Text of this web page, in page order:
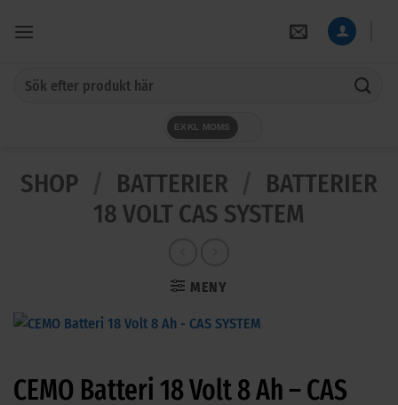
EXKL MOMS
SHOP BATTERIER
BATTERIER
18 VOLT CAS SYSTEM
MENY
CEMO Batteri 18 Volt 8 Ah – CAS